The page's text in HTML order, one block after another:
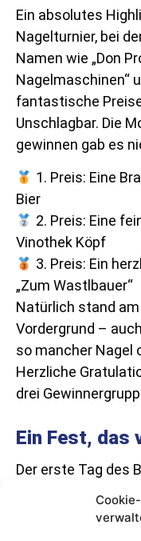
Ein absolutes
Nagelturnier, bei
Namen wie „Don
Nagelmaschinen“
fantastische
Unschlagbar. Die
gewinnen gab es
1. Preis: Eine
Bier
2. Preis: Eine
Vinothek Köpf
3. Preis: Ein
„Zum Wastlbauer“
Natürlich stand am
Vordergrund –
so mancher Nagel
Herzliche
drei
Ein Fest, das
Der erste Tag des
eindrucksvoll
Kimpling kann